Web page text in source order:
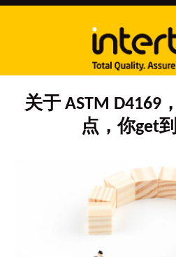
关于 ASTM D4169
点，你get